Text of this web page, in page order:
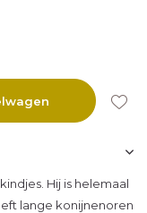
Hij is helemaal
lange konijnenoren